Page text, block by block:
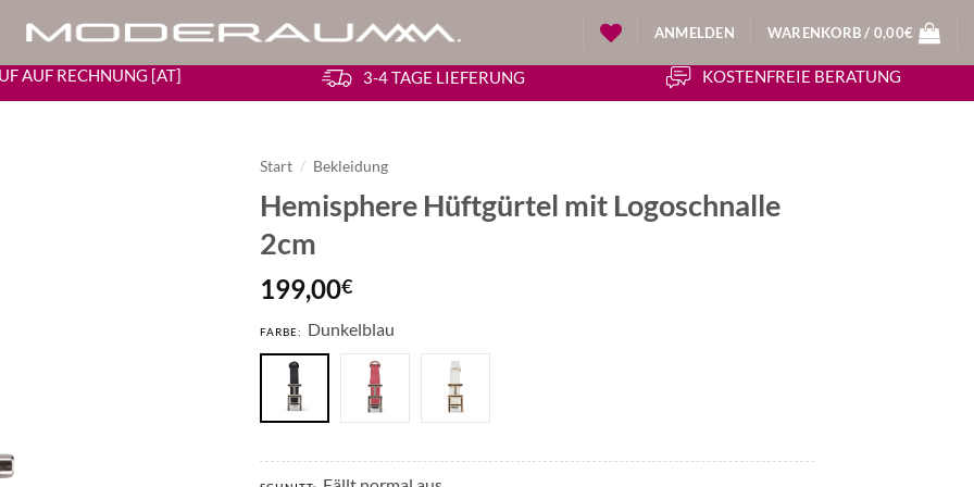
ANMELDEN WARENKORB / 0,00€
AUF RECHNUNG [AT] 3-4 TAGE LIEFERUNG KOSTENFREIE BERATUNG
Start / Bekleidung
Hemisphere Hüftgürtel mit Logoschnalle
2cm
199,00€
FARBE: Dunkelblau